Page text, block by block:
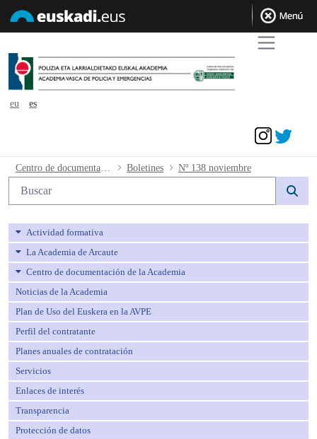
eu
es
Nº 138 noviembre - avpe
Boletines Nº 138 noviembre
Búsqueda web
Actividad formativa
La Academia de Arcaute
Centro de documentación de la Academia
Noticias de la Academia
Plan de Uso del Euskera en la AVPE
Perfil del contratante
Planes anuales de contratación
Servicios
Enlaces de interés
Transparencia
Protección de datos